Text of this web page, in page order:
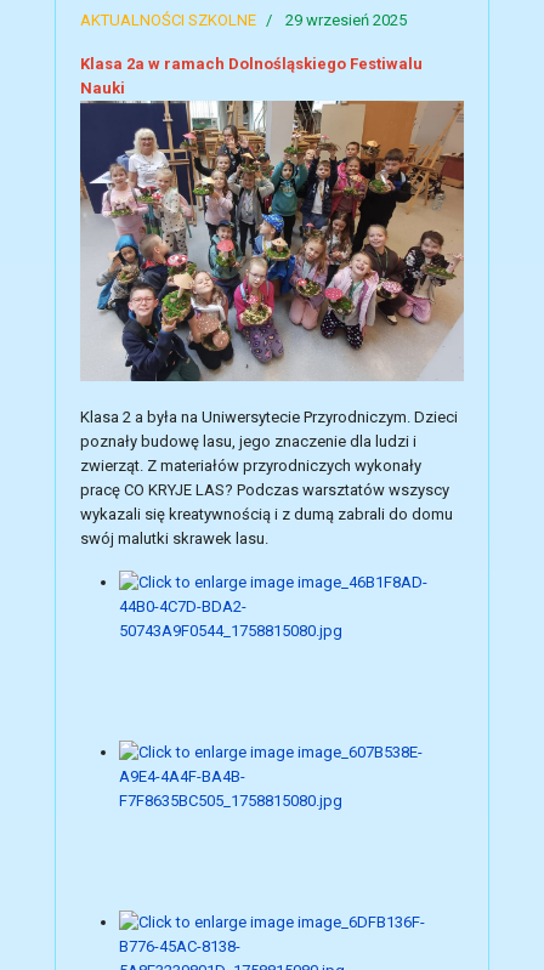
AKTUALNOŚCI SZKOLNE 29 wrzesień 2025
Klasa 2a w ramach Dolnośląskiego Festiwalu
Nauki
Klasa 2 a była na Uniwersytecie Przyrodniczym. Dzieci
poznały budowę lasu, jego znaczenie dla ludzi i
zwierząt. Z materiałów przyrodniczych wykonały
pracę CO KRYJE LAS? Podczas warsztatów wszyscy
wykazali się kreatywnością i z dumą zabrali do domu
swój malutki skrawek lasu.